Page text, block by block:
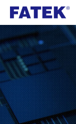
永
宏
電
機